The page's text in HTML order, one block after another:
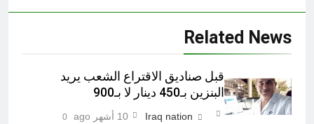
Related News
قبل صناديق الاقتراع الشعب يريد
البنزين بـ450 دينار لا بـ900
Iraq nation 10 أشهر ago 0